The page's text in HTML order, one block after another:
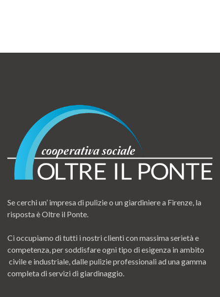
Se cerchi un’ impresa di pulizie o un giardiniere a Firenze, la
risposta è Oltre il Ponte.
Ci occupiamo di tutti i nostri clienti con massima serietà e
competenza, per soddisfare ogni tipo di esigenza in ambito
civile e industriale, dalle pulizie professionali ad una gamma
completa di servizi di giardinaggio.